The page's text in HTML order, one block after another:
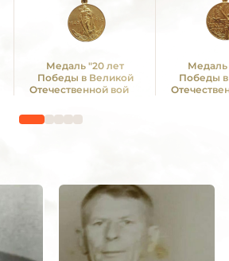
Медаль "20 лет
Победы в Великой
Отечественной войне
Медаль
Победы